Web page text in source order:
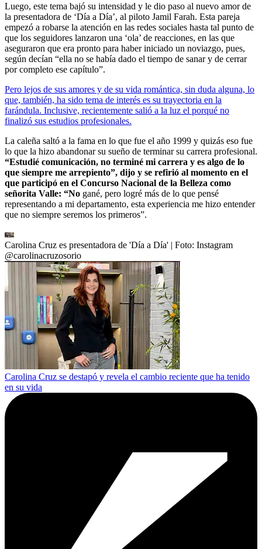
Luego, este tema bajó su intensidad y le dio paso al nuevo amor de
la presentadora de ‘Día a Día’, al piloto Jamil Farah. Esta pareja
empezó a robarse la atención en las redes sociales hasta tal punto de
que los seguidores lanzaron una ‘ola’ de reacciones, en las que
aseguraron que era pronto para haber iniciado un noviazgo, pues,
según decían “ella no se había dado el tiempo de sanar y de cerrar
por completo ese capítulo”.
Pero lejos de sus amores y de su vida romántica, sin duda alguna, lo
que, también, ha sido tema de interés es su trayectoria en la
farándula. Inclusive, recientemente salió a la luz el porqué no
finalizó sus estudios profesionales.
La caleña saltó a la fama en lo que fue el año 1999 y quizás eso fue
lo que la hizo abandonar su sueño de terminar su carrera profesional.
“Estudié comunicación, no terminé mi carrera y es algo de lo
que siempre me arrepiento”, dijo y se refirió al momento en el
que participó en el Concurso Nacional de la Belleza como
señorita Valle: “No gané, pero logré más de lo que pensé
representando a mi departamento, esta experiencia me hizo entender
que no siempre seremos los primeros”.
Carolina Cruz es presentadora de 'Día a Día' | Foto: Instagram
@carolinacruzosorio
Carolina Cruz se destapó y revela el cambio reciente que ha tenido
en su vida